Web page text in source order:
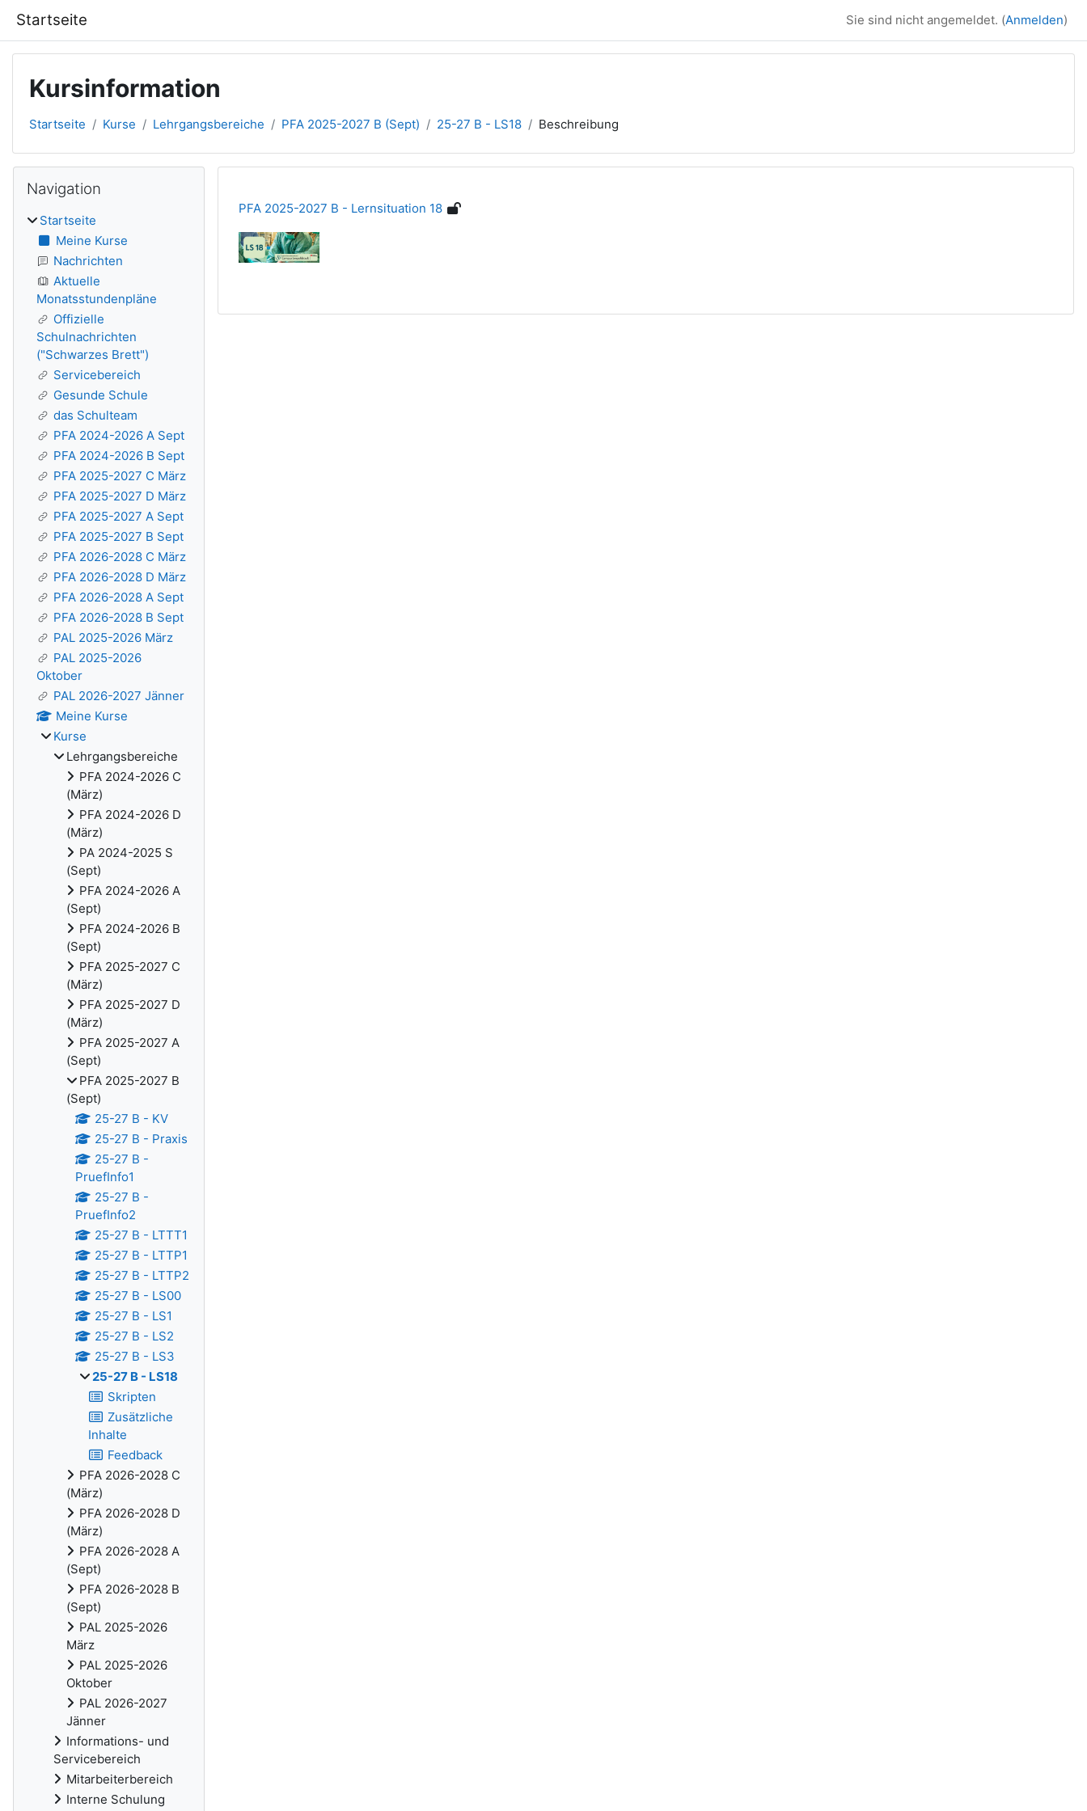
Startseite Sie sind nicht angemeldet. (Anmelden)
Kursinformation
Startseite Kurse Lehrgangsbereiche PFA 2025-2027 B (Sept) 25-27 B - LS18 Beschreibung
PFA 2025-2027 B - Lernsituation 18
Blöcke
Navigation
Startseite
Meine Kurse
Nachrichten
Aktuelle
Monatsstundenpläne
Offizielle
Schulnachrichten
("Schwarzes Brett")
Servicebereich
Gesunde Schule
das Schulteam
PFA 2024-2026 A Sept
PFA 2024-2026 B Sept
PFA 2025-2027 C März
PFA 2025-2027 D März
PFA 2025-2027 A Sept
PFA 2025-2027 B Sept
PFA 2026-2028 C März
PFA 2026-2028 D März
PFA 2026-2028 A Sept
PFA 2026-2028 B Sept
PAL 2025-2026 März
PAL 2025-2026
Oktober
PAL 2026-2027 Jänner
Meine Kurse
Kurse
Lehrgangsbereiche
PFA 2024-2026 C
(März)
PFA 2024-2026 D
(März)
PA 2024-2025 S
(Sept)
PFA 2024-2026 A
(Sept)
PFA 2024-2026 B
(Sept)
PFA 2025-2027 C
(März)
PFA 2025-2027 D
(März)
PFA 2025-2027 A
(Sept)
PFA 2025-2027 B
(Sept)
25-27 B - KV
25-27 B - Praxis
25-27 B -
PruefInfo1
25-27 B -
PruefInfo2
25-27 B - LTTT1
25-27 B - LTTP1
25-27 B - LTTP2
25-27 B - LS00
25-27 B - LS1
25-27 B - LS2
25-27 B - LS3
25-27 B - LS18
Skripten
Zusätzliche
Inhalte
Feedback
PFA 2026-2028 C
(März)
PFA 2026-2028 D
(März)
PFA 2026-2028 A
(Sept)
PFA 2026-2028 B
(Sept)
PAL 2025-2026
März
PAL 2025-2026
Oktober
PAL 2026-2027
Jänner
Informations- und
Servicebereich
Mitarbeiterbereich
Interne Schulung